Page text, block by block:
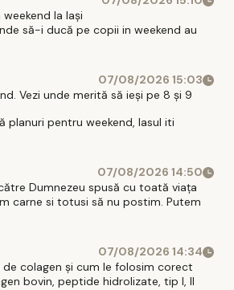
la Iași
să-i ducă pe copii in weekend au
07/08/2026 15:03
Vezi unde merită să ieși pe 8 și 9
planuri pentru weekend, Iasul iti
07/08/2026 14:50
Dumnezeu spusă cu toată viața
carne si totusi să nu postim. Putem
07/08/2026 14:34
colagen și cum le folosim corect
bovin, peptide hidrolizate, tip I, II